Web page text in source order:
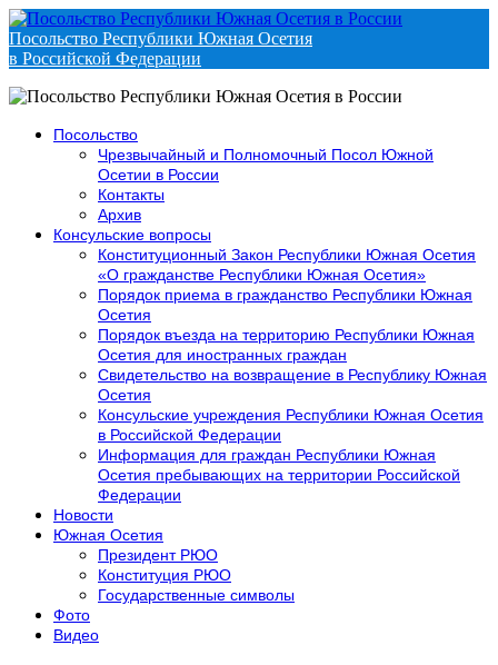
Посольство Республики Южная Осетия
в Российской Федерации
Посольство
Чрезвычайный и Полномочный Посол Южной
Осетии в России
Контакты
Архив
Консульские вопросы
Конституционный Закон Республики Южная Осетия
«О гражданстве Республики Южная Осетия»
Порядок приема в гражданство Республики Южная
Осетия
Порядок въезда на территорию Республики Южная
Осетия для иностранных граждан
Свидетельство на возвращение в Республику Южная
Осетия
Консульские учреждения Республики Южная Осетия
в Российской Федерации
Информация для граждан Республики Южная
Осетия пребывающих на территории Российской
Федерации
Новости
Южная Осетия
Президент РЮО
Конституция РЮО
Государственные символы
Фото
Видео